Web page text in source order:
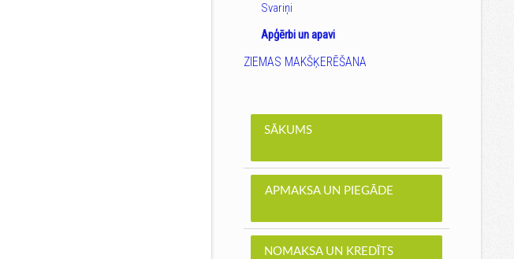
Svariņi
Apģērbi un apavi
ZIEMAS MAKŠĶERĒŠANA
SĀKUMS
APMAKSA UN PIEGĀDE
NOMAKSA UN KREDĪTS